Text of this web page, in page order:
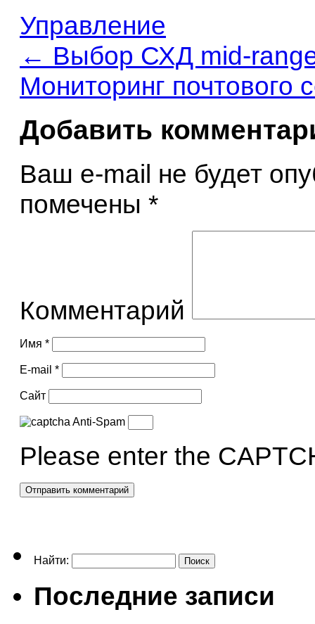
Управление
← Выбор СХД mid-
Мониторинг
Добавить
Ваш e-mail не будет
помечены *
Комментарий
Имя *
E-mail *
Сайт
Anti-Spam
Please enter the
Найти:
Последние записи